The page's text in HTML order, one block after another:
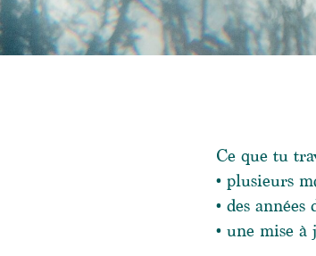
Ce que tu
• plusieurs
• des années
• une mise